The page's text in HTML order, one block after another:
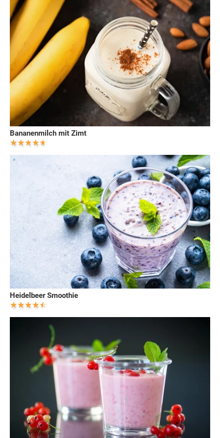
Bananenmilch mit Zimt
Heidelbeer Smoothie